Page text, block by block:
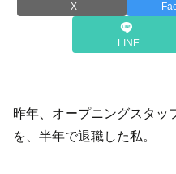
X
LINE
昨年、オープニングスタッ
を、半年で退職した私。